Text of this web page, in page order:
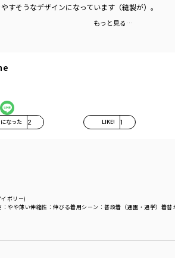
すそうなデザインになっています（縫製が）。
もっと見る…
なった 2 LIKE! 1
：やや薄い伸縮性 ：伸びる着用シーン ：普段着（通園・通学） 着替
ボリー)
、裾はすっきりと。
デナーパンツの目印でもある
。
み(ベージュ)
19kg